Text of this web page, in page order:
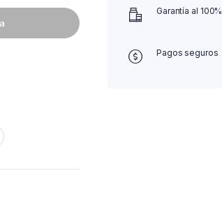
Garantía al 100%
Pagos seguros